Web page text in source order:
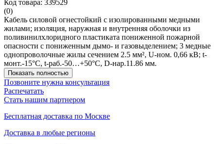
Код товара: 339529
(0)
Кабель силовой огнестойкий с изолированными медными
жилами; изоляция, наружная и внутренняя оболочки из
поливинилхлоридного пластиката пониженной пожарной
опасности c пониженным дымо- и газовыделением; 3 медные
однопроволочные жилы сечением 2.5 мм², U-ном. 0,66 кВ; t-
монт.-15°C, t-раб.-50…+50°C, D-нар.11.86 мм.
Показать полностью
Позвоните нужна консультация
Распечатать
Стать нашим партнером
Бесплатная доставка по Москве
Доставка в любые регионы